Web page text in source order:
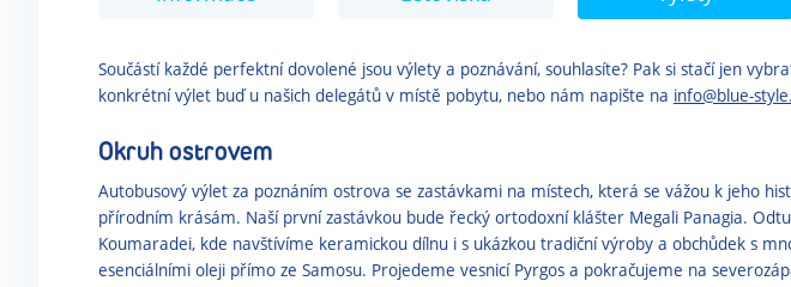
Součástí každé perfektní dovolené jsou výlety a poznávání, souhlasíte? Pak si stačí jen
konkrétní výlet buď u našich delegátů v místě pobytu, nebo nám napište na info@blue-
Okruh ostrovem
Autobusový výlet za poznáním ostrova se zastávkami na místech, která se vážou k jeho
přírodním krásám. Naší první zastávkou bude řecký ortodoxní klášter Megali Panagia.
Koumaradei, kde navštívíme keramickou dílnu i s ukázkou tradiční výroby a obchůdek s
esenciálními oleji přímo ze Samosu. Projedeme vesnicí Pyrgos a pokračujeme na